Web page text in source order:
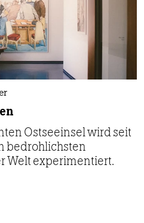
Ostseeinsel wird seit
bedrohlichsten
Welt experimentiert.